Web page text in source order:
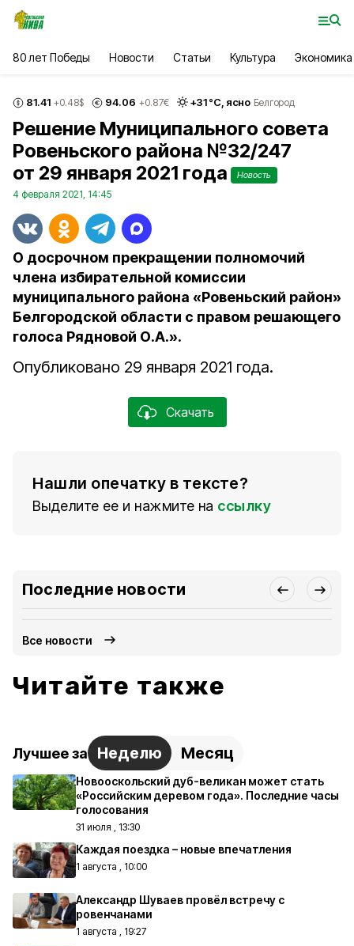
80 лет Победы Новости Статьи Культура Экономика
81.41 +0.48$ 94.06 +0.87€ +31°С, ясно Белгород
Решение Муниципального совета
Ровеньского района №32/247
от 29 января 2021 года
Новость
4 февраля 2021, 14:45
О досрочном прекращении полномочий
члена избирательной комиссии
муниципального района «Ровеньский район»
Белгородской области с правом решающего
голоса Рядновой О.А.».
Опубликовано 29 января 2021 года.
Скачать
Нашли опечатку в тексте?
Выделите ее и нажмите на ссылку
Последние новости
Все новости
Читайте также
Лучшее за Неделю Месяц
Новооскольский дуб-великан может стать
«Российским деревом года». Последние часы
голосования
31 июля , 13:30
Каждая поездка – новые впечатления
1 августа , 10:00
Александр Шуваев провёл встречу с
ровенчанами
1 августа , 19:27